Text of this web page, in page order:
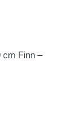
cm Finn –